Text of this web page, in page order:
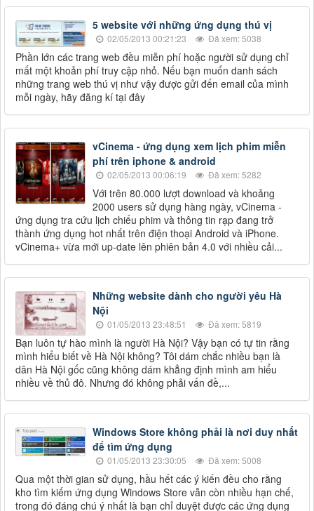
5 website với những ứng dụng thú vị
02/05/2013 00:21:23 Đã xem: 5038
Phần lớn các trang web đều miễn phí hoặc người sử dụng chỉ
mất một khoản phí truy cập nhỏ. Nếu bạn muốn danh sách
những trang web thú vị như vậy được gửi đến email của mình
mỗi ngày, hãy đăng kí tại đây
vCinema - ứng dụng xem lịch phim miễn
phí trên iphone & android
02/05/2013 00:06:19 Đã xem: 5282
Với trên 80.000 lượt download và khoảng
2000 users sử dụng hàng ngày, vCinema -
ứng dụng tra cứu lịch chiếu phim và thông tin rạp đang trở
thành ứng dụng hot nhất trên điện thoại Android và iPhone.
vCinema+ vừa mới up-date lên phiên bản 4.0 với nhiều cải...
Những website dành cho người yêu Hà
Nội
01/05/2013 23:48:51 Đã xem: 5819
Bạn luôn tự hào mình là người Hà Nội? Vậy bạn có tự tin rằng
mình hiểu biết về Hà Nội không? Tôi dám chắc nhiều bạn là
dân Hà Nội gốc cũng không dám khẳng định mình am hiểu
nhiều về thủ đô. Nhưng đó không phải vấn đề,...
Windows Store không phải là nơi duy nhất
để tìm ứng dụng
01/05/2013 23:30:05 Đã xem: 5008
Qua một thời gian sử dụng, hầu hết các ý kiến đều cho rằng
kho tìm kiếm ứng dụng Windows Store vẫn còn nhiều hạn chế,
trong đó đáng chú ý nhất là bạn chỉ duyệt được các ứng dụng